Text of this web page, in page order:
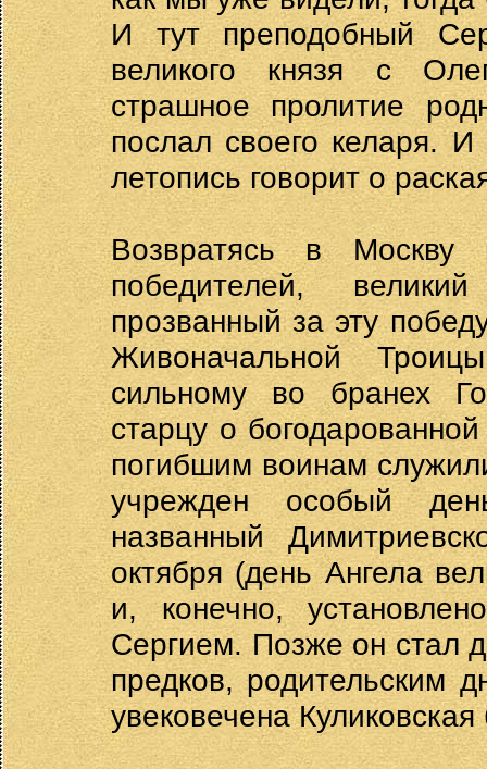
И тут преподобный
великого князя с
страшное пролитие
послал своего келаря.
летопись говорит о
Возвратясь в
победителей,
прозванный за эту
Живоначальной
сильному во бранех
старцу о
погибшим воинам
учрежден особый
названный
октября (день Ангела
и, конечно,
Сергием. Позже он стал
предков, родительским
увековечена Куликовская